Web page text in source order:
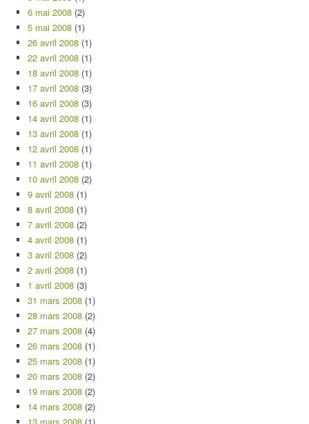
6 mai 2008 (2)
5 mai 2008 (1)
26 avril 2008 (1)
22 avril 2008 (1)
18 avril 2008 (1)
17 avril 2008 (3)
16 avril 2008 (3)
14 avril 2008 (1)
13 avril 2008 (1)
12 avril 2008 (1)
11 avril 2008 (1)
10 avril 2008 (2)
9 avril 2008 (1)
8 avril 2008 (1)
7 avril 2008 (2)
4 avril 2008 (1)
3 avril 2008 (2)
2 avril 2008 (1)
1 avril 2008 (3)
31 mars 2008 (1)
28 mars 2008 (2)
27 mars 2008 (4)
26 mars 2008 (1)
25 mars 2008 (1)
20 mars 2008 (2)
19 mars 2008 (2)
14 mars 2008 (2)